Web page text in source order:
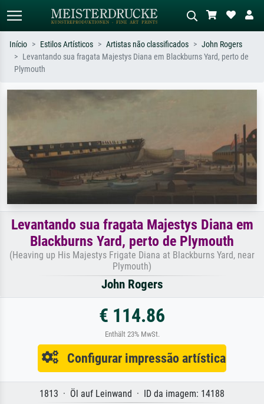
ex: Monet, Noite Estrelada,
Início Estilos Artísticos Artistas não classificados
John Rogers
Levantando sua fragata Majestys Diana em Blackburns Yard, perto de
Plymouth
Levantando sua fragata Majestys Diana em
Blackburns Yard, perto de Plymouth
(Heaving up His Majestys Frigate Diana at Blackburns Yard, near
Plymouth)
John Rogers
€ 114.86
Enthält 23% MwSt.
Configurar impressão artística
1813 · Öl auf Leinwand · ID da imagem: 14188